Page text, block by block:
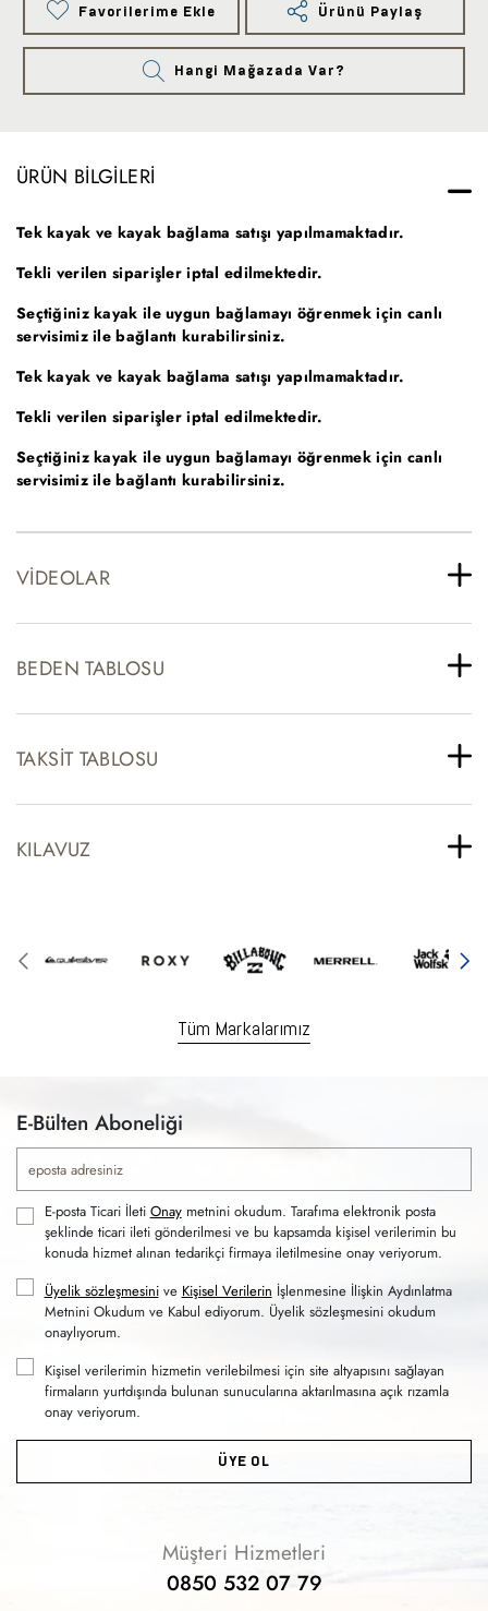
Favorilerime Ekle Ürünü Paylaş
Hangi Mağazada Var?
ÜRÜN BILGILERI
Tek kayak ve kayak bağlama satışı yapılmamaktadır.
Tekli verilen siparişler iptal edilmektedir.
Seçtiğiniz kayak ile uygun bağlamayı öğrenmek için canlı
servisimiz ile bağlantı kurabilirsiniz.
Tek kayak ve kayak bağlama satışı yapılmamaktadır.
Tekli verilen siparişler iptal edilmektedir.
Seçtiğiniz kayak ile uygun bağlamayı öğrenmek için canlı
servisimiz ile bağlantı kurabilirsiniz.
VIDEOLAR
BEDEN TABLOSU
TAKSIT TABLOSU
KILAVUZ
Tüm Markalarımız
E-Bülten Aboneliği
E-posta Ticari İleti Onaymetnini okudum. Tarafıma elektronik posta
şeklinde ticari ileti gönderilmesi ve bu kapsamda kişisel verilerimin bu
konuda hizmet alınan tedarikçi firmaya iletilmesine onay veriyorum.
Üyelik sözleşmesinive Kişisel Verilerin İşlenmesine İlişkin Aydınlatma
Metnini Okudum ve Kabul ediyorum. Üyelik sözleşmesini okudum
onaylıyorum.
Kişisel verilerimin hizmetin verilebilmesi için site altyapısını sağlayan
firmaların yurtdışında bulunan sunucularına aktarılmasına açık rızamla
onay veriyorum.
ÜYE OL
Müşteri Hizmetleri
0850 532 07 79